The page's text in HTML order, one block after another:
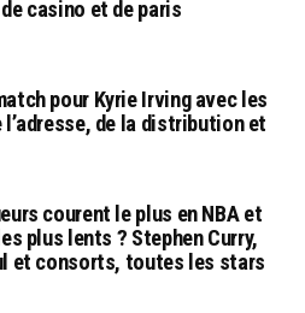
casino et de paris
pour Kyrie Irving avec les
l’adresse, de la distribution et
courent le plus en NBA et
plus lents ? Stephen Curry,
et consorts, toutes les stars